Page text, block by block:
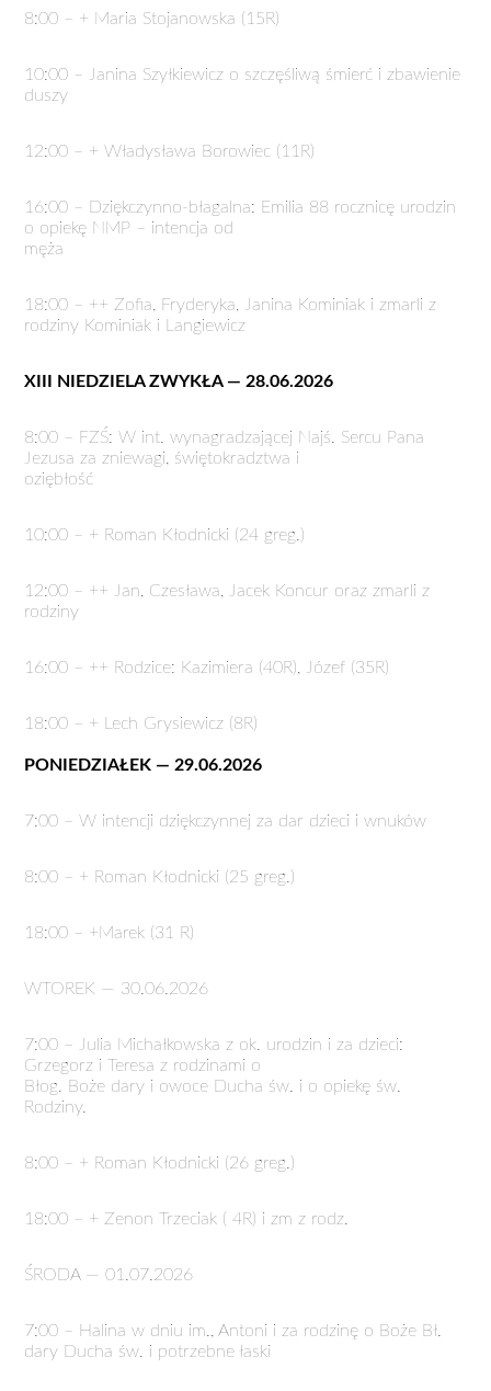
8:00 – + Maria Stojanowska (15R)
10:00 – Janina Szyłkiewicz o szczęśliwą śmierć i zbawienie
duszy
12:00 – + Władysława Borowiec (11R)
16:00 – Dziękczynno-błagalna: Emilia 88 rocznicę urodzin
o opiekę NMP – intencja od
męża
18:00 – ++ Zofia, Fryderyka, Janina Kominiak i zmarli z
rodziny Kominiak i Langiewicz
XIII NIEDZIELA ZWYKŁA — 28.06.2026
8:00 – FZŚ: W int. wynagradzającej Najś. Sercu Pana
Jezusa za zniewagi, świętokradztwa i
oziębłość
10:00 – + Roman Kłodnicki (24 greg.)
12:00 – ++ Jan, Czesława, Jacek Koncur oraz zmarli z
rodziny
16:00 – ++ Rodzice: Kazimiera (40R), Józef (35R)
18:00 – + Lech Grysiewicz (8R)
PONIEDZIAŁEK — 29.06.2026
7:00 – W intencji dziękczynnej za dar dzieci i wnuków
8:00 – + Roman Kłodnicki (25 greg.)
18:00 – +Marek (31 R)
WTOREK — 30.06.2026
7:00 – Julia Michałkowska z ok. urodzin i za dzieci:
Grzegorz i Teresa z rodzinami o
Błog. Boże dary i owoce Ducha św. i o opiekę św.
Rodziny.
8:00 – + Roman Kłodnicki (26 greg.)
18:00 – + Zenon Trzeciak ( 4R) i zm z rodz.
ŚRODA — 01.07.2026
7:00 – Halina w dniu im., Antoni i za rodzinę o Boże Bł.
dary Ducha św. i potrzebne łaski